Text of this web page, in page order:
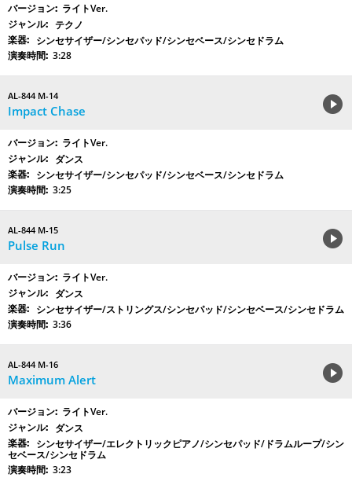
ライトVer.
テクノ
シンセサイザー/シンセパッド/シンセベース/シンセドラム
3:28
AL-844 M-14
Impact Chase
ライトVer.
ダンス
シンセサイザー/シンセパッド/シンセベース/シンセドラム
3:25
AL-844 M-15
Pulse Run
ライトVer.
ダンス
シンセサイザー/ストリングス/シンセパッド/シンセベース/シンセドラム
3:36
AL-844 M-16
Maximum Alert
ライトVer.
ダンス
シンセサイザー/エレクトリックピアノ/シンセパッド/ドラムループ/シン
セベース/シンセドラム
3:23